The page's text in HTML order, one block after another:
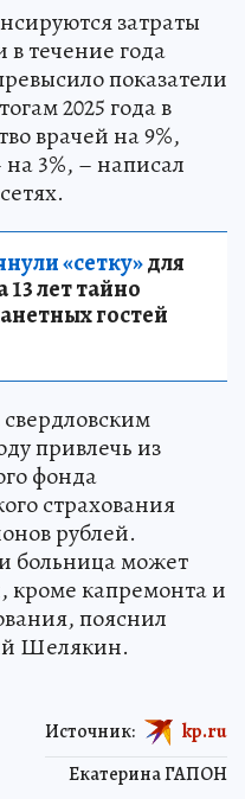
затраты
в течение года
показатели
2025 года в
врачей на 9%,
3%, – написал
«сетку»для
лет тайно
гостей
привлечь из
фонда
страхования
рублей.
больница может
кроме капремонта и
пояснил
Шелякин.
Екатерина ГАПОН
Источник: kp.ru